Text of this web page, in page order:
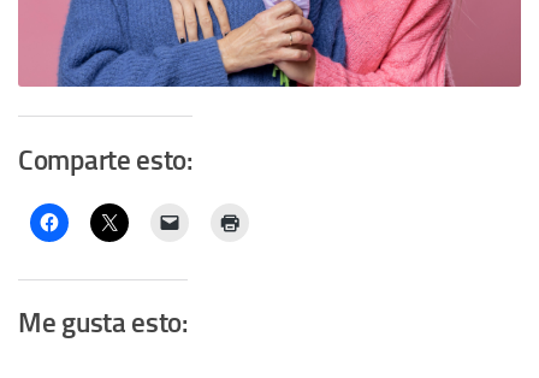
Comparte esto:
Me gusta esto: